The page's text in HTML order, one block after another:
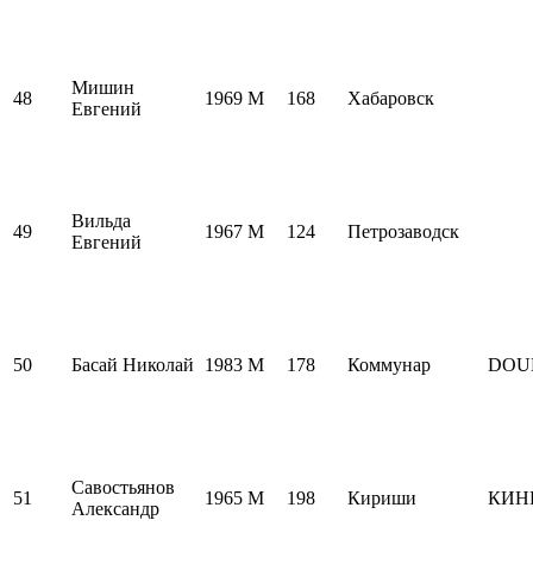
48
Мишин
Евгений
1969 M 168 Хабаровск
49
Вильда
Евгений
1967 M 124 Петрозаводск
50 Басай Николай 1983 M 178 Коммунар
51
Савостьянов
Александр
1965 M 198 Кириши